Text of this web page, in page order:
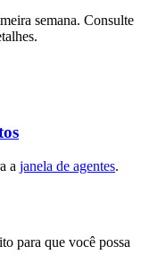
semana. Consulte
a janela de agentes.
para que você possa